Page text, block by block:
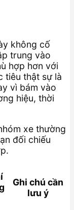
không cố
trung vào
hợp hơn với
tiêu thật sự là
vì bám vào
hiệu, thời
xe thường
đối chiếu
Ghi chú cần
lưu ý